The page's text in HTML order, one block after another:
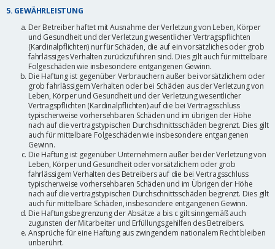
5. GEWÄHRLEISTUNG
Der Betreiber haftet mit Ausnahme der Verletzung von Leben, Körper
und Gesundheit und der Verletzung wesentlicher Vertragspflichten
(Kardinalpflichten) nur für Schäden, die auf ein vorsätzliches oder grob
fahrlässiges Verhalten zurückzuführen sind. Dies gilt auch für mittelbare
Folgeschäden wie insbesondere entgangenen Gewinn.
Die Haftung ist gegenüber Verbrauchern außer bei vorsätzlichem oder
grob fahrlässigem Verhalten oder bei Schäden aus der Verletzung von
Leben, Körper und Gesundheit und der Verletzung wesentlicher
Vertragspflichten (Kardinalpflichten) auf die bei Vertragsschluss
typischerweise vorhersehbaren Schäden und im übrigen der Höhe
nach auf die vertragstypischen Durchschnittsschäden begrenzt. Dies gilt
auch für mittelbare Folgeschäden wie insbesondere entgangenen
Gewinn.
Die Haftung ist gegenüber Unternehmern außer bei der Verletzung von
Leben, Körper und Gesundheit oder vorsätzlichem oder grob
fahrlässigem Verhalten des Betreibers auf die bei Vertragsschluss
typischerweise vorhersehbaren Schäden und im Übrigen der Höhe
nach auf die vertragstypischen Durchschnittsschäden begrenzt. Dies gilt
auch für mittelbare Schäden, insbesondere entgangenen Gewinn.
Die Haftungsbegrenzung der Absätze a bis c gilt sinngemäß auch
zugunsten der Mitarbeiter und Erfüllungsgehilfen des Betreibers.
Ansprüche für eine Haftung aus zwingendem nationalem Recht bleiben
unberührt.